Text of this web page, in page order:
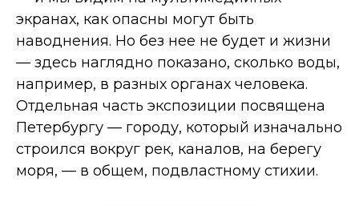
экранах, как опасны могут быть
наводнения. Но без нее не будет и жизни
— здесь наглядно показано, сколько воды,
например, в разных органах человека.
Отдельная часть экспозиции посвящена
Петербургу — городу, который изначально
строился вокруг рек, каналов, на берегу
моря, — в общем, подвластному стихии.